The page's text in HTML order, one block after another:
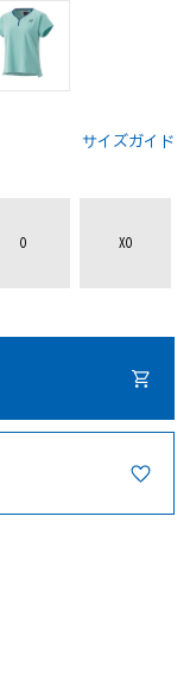
サイズガイド
O XO